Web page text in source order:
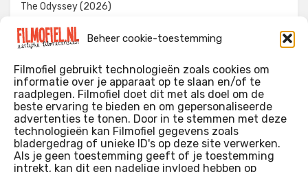
Beheer cookie-toestemming
Filmofiel gebruikt technologieën zoals cookies om
informatie over je apparaat op te slaan en/of te
raadplegen. Filmofiel doet dit met als doel om de
beste ervaring te bieden en om gepersonaliseerde
advertenties te tonen. Door in te stemmen met deze
technologieën kan Filmofiel gegevens zoals
bladergedrag of unieke ID's op deze site verwerken.
Als je geen toestemming geeft of je toestemming
intrekt, kan dit een nadelige invloed hebben op
The Odyssey (2026)
Evil Dead Burn (2026)
WIE IK BEN…?
Ik ben ooit begonnen met m’n recensies omdat ik zoveel
films keek dat ik af en toe niet meer wist welke ik nu wel of
niet gezien had. Ik ben een filmliefhebber, heb als hobby nog